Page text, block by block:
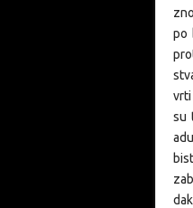
po
vrti
su